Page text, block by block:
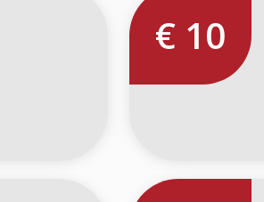
€ 10